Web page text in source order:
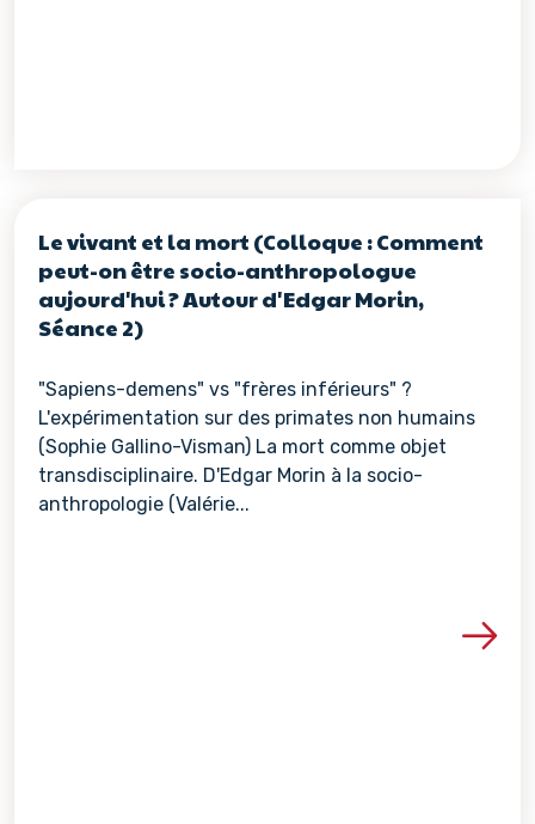
Le vivant et la mort (Colloque : Comment
peut-on être socio-anthropologue
aujourd'hui ? Autour d'Edgar Morin,
Séance 2)
"Sapiens-demens" vs "frères inférieurs" ?
L'expérimentation sur des primates non humains
(Sophie Gallino-Visman) La mort comme objet
transdisciplinaire. D'Edgar Morin à la socio-
anthropologie (Valérie...
Voir les détails de la